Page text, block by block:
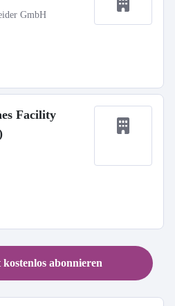
GmbH
Facility
abonnieren